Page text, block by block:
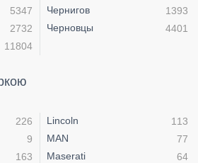
5347
2732
11804
Чернигов
1393
Черновцы
4401
226
9
163
Lincoln
113
MAN
77
Maserati
64